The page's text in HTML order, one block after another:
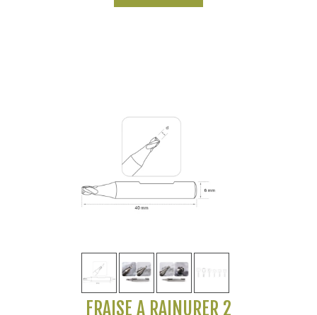
FRAISE À RAINURER 2